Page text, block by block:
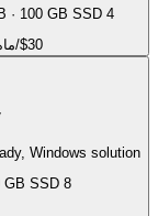
4 vCPU
· 100 GB SSD
$30
/
Windows solution
8 vCPU
GB SSD